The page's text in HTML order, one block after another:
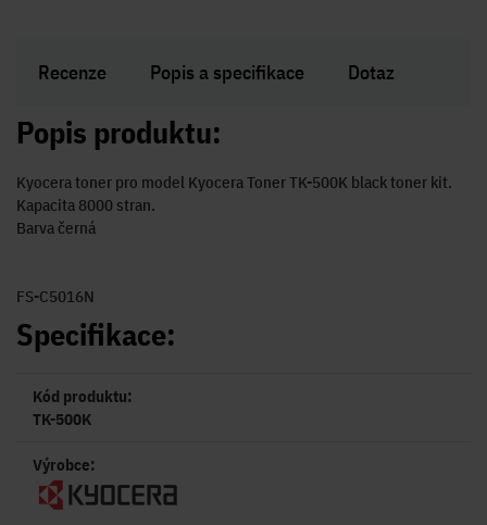
Recenze Popis a specifikace Dotaz
Popis produktu:
Kyocera toner pro model Kyocera Toner TK-500K black toner kit.
Kapacita 8000 stran.
Barva černá
FS-C5016N
Specifikace:
Kód produktu:
TK-500K
Výrobce: